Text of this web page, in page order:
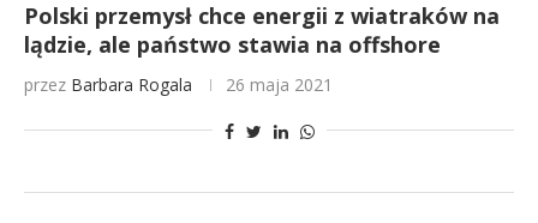
Polski przemysł chce energii z wiatraków na
lądzie, ale państwo stawia na offshore
przez Barbara Rogala 26 maja 2021